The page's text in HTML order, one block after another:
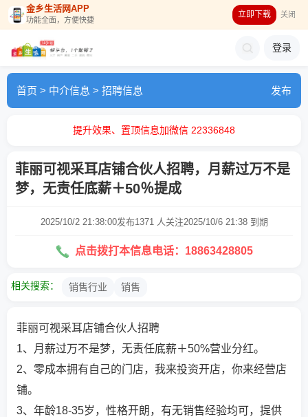
金乡生活网APP
功能全面，方便快捷
立即下载 关闭
登录
首页 > 中介信息 > 招聘信息 发布
提升效果、置顶信息加微信 22336848
菲丽可视采耳店铺合伙人招聘，月薪过万不是
梦，无责任底薪＋50％提成
2025/10/2 21:38:00发布1371 人关注2025/10/6 21:38 到期
点击拨打本信息电话：18863428805
相关搜索： 销售行业 销售
菲丽可视采耳店铺合伙人招聘
1、月薪过万不是梦，无责任底薪＋50%营业分红。
2、零成本拥有自己的门店，我来投资开店，你来经营店
铺。
3、年龄18-35岁，性格开朗，有无销售经验均可，提供